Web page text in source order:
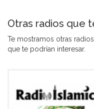
Otras radios que
Te mostramos otras
que te podrían interesar.